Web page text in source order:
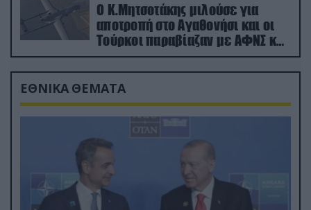
Ο Κ.Μητσοτάκης μιλούσε για
αποτροπή στο Αγαθονήσι και οι
Τούρκοι παραβίαζαν με ΑΦΝΣ και
drone
ΕΘΝΙΚΑ ΘΕΜΑΤΑ